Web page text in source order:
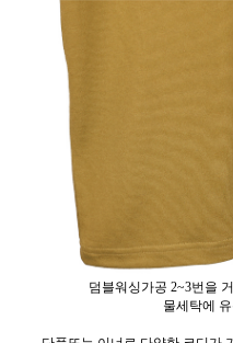
덤블워싱가공 2~3번을
물세탁에